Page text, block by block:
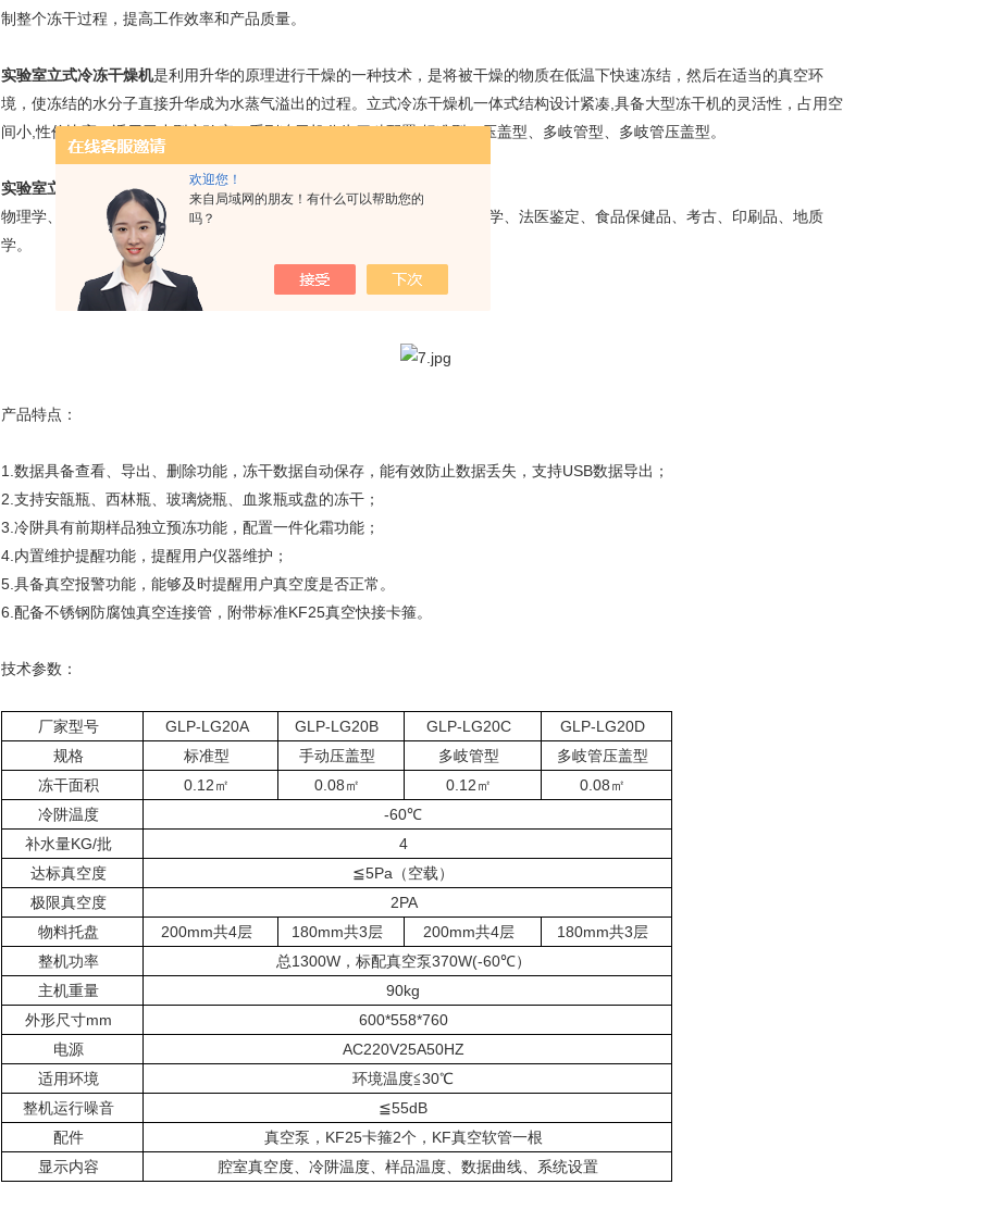
欢迎您！
来自局域网的朋友！有什么可以帮助您的
吗？
制整个冻干过程，提高工作效率和产品质量。
实验室立式冷冻干燥机是利用升华的原理进行干燥的一种技术，是将被干燥的物质在低温下快速冻结，然后在适当的真空环
境，使冻结的水分子直接升华成为水蒸气溢出的过程。 立式冷冻干燥机一体式结构设计紧凑,具备大型冻干机的灵活性，占用空
间小,性价比高，适用于小型实验室。系列冻干机分为四种配置:标准型、压盖型、多岐管型、多岐管压盖型。
实验室立式冷冻干燥机
应用领域
物理学、生物学、医学、化学、病理学、药剂学、细菌学、病毒学、动物学、法医鉴定、食品保健品、考古、印刷品、地质
学。
产品特点：
1.数据具备查看、导出、删除功能，冻干数据自动保存，能有效防止数据丢失，支持USB数据导出；
2.支持安瓿瓶、西林瓶、玻璃烧瓶、血浆瓶或盘的冻干；
3.冷阱具有前期样品独立预冻功能，配置一件化霜功能；
4.内置维护提醒功能，提醒用户仪器维护；
5.具备真空报警功能，能够及时提醒用户真空度是否正常。
6.配备不锈钢防腐蚀真空连接管，附带标准KF25真空快接卡箍。
技术参数：
厂家型号 GLP-LG20A GLP-LG20B GLP-LG20C GLP-LG20D
规格
标准型 手动压盖型 多岐管型
多岐管压盖型
冻干面积
0.12㎡ 0.08㎡ 0.12㎡ 0.08㎡
冷阱温度
-60℃
补水量KG/批
4
达标真空度
≦5Pa （空载）
极限真空度
2PA
物料托盘
200mm共4层 180mm共3层 200mm共4层 180mm共3层
整机功率
总1300W，标配真空泵370W(-60℃）
主机重量
90kg
外形尺寸mm
600*558*760
电源
AC220V25A50HZ
适用环境
环境温度≦30℃
整机运行噪音
≦55dB
配件
真空泵， KF25卡箍2个， KF真空软管一根
显示内容
腔室真空度、冷阱温度、样品温度、数据曲线、系统设置